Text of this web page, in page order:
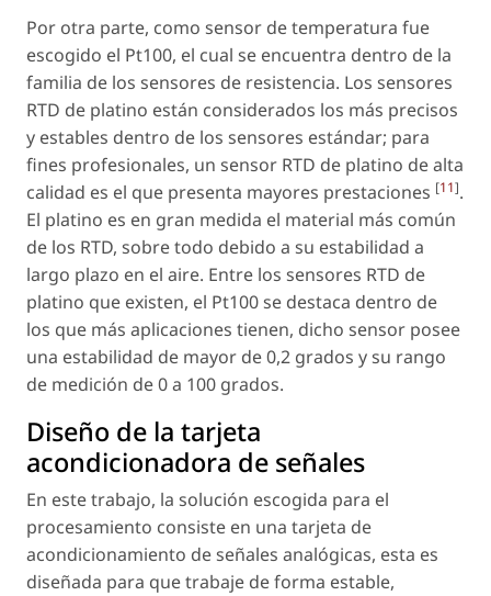
Por otra parte, como sensor de temperatura fue
escogido el Pt100, el cual se encuentra dentro de la
familia de los sensores de resistencia. Los sensores
RTD de platino están considerados los más precisos
y estables dentro de los sensores estándar; para
fines profesionales, un sensor RTD de platino de alta
calidad es el que presenta mayores prestaciones [11].
El platino es en gran medida el material más común
de los RTD, sobre todo debido a su estabilidad a
largo plazo en el aire. Entre los sensores RTD de
platino que existen, el Pt100 se destaca dentro de
los que más aplicaciones tienen, dicho sensor posee
una estabilidad de mayor de 0,2 grados y su rango
de medición de 0 a 100 grados.
Diseño de la tarjeta
acondicionadora de señales
En este trabajo, la solución escogida para el
procesamiento consiste en una tarjeta de
acondicionamiento de señales analógicas, esta es
diseñada para que trabaje de forma estable,